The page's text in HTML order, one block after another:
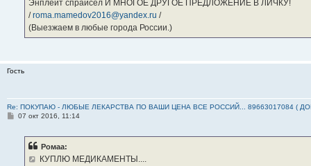
Энплейт спрайсел И МНОГОЕ ДРУГОЕ ПРЕДЛОЖЕНИЕ В ЛИЧКУ!
/roma.mamedov2016@yandex.ru /
(Выезжаем в любые города России.)
Гость
Re: ПОКУПАЮ - ЛЮБЫЕ ЛЕКАРСТВА ПО ВАШИ ЦЕНА ВСЕ РОССИЙ... 89663017084 (
С07 окт 2016, 11:14
Ромаа:
КУПЛЮ МЕДИКАМЕНТЫ....